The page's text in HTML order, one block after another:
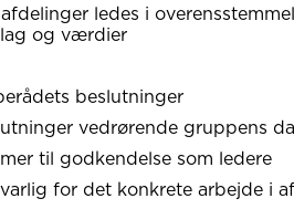
ledes i
og værdier
beslutninger
vedrørende gruppens
til godkendelse som ledere
for det konkrete arbejde i